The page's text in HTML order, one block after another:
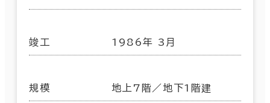
竣工 1986年 3月
規模 地上7階／地下1階建